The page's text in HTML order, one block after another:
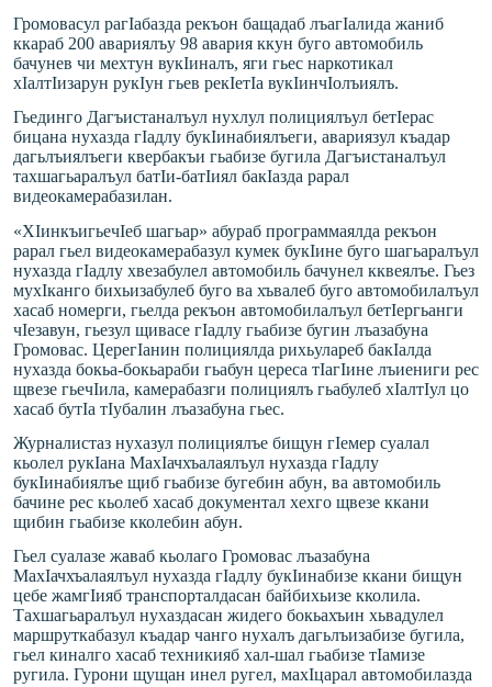
Громовасул рагIабазда рекъон бащадаб лъагIалида жаниб
ккараб 200 авариялъу 98 авария ккун буго автомобиль
бачунев чи мехтун вукIиналъ, яги гьес наркотикал
хIалтIизарун рукIун гьев рекIетIа вукIинчIолъиялъ.
Гьединго Дагъистаналъул нухлул полициялъул бетIерас
бицана нухазда гIадлу букIинабиялъеги, авариязул къадар
дагьлъиялъеги квербакъи гьабизе бугила Дагъистаналъул
тахшагьаралъул батIи-батIиял бакIазда рарал
видеокамерабазилан.
«ХIинкъигьечIеб шагьар» абураб программаялда рекъон
рарал гьел видеокамерабазул кумек букIине буго шагьаралъул
нухазда гIадлу хвезабулел автомобиль бачунел кквеялъе. Гьез
мухIканго бихьизабулеб буго ва хъвалеб буго автомобилалъул
хасаб номерги, гьелда рекъон автомобилалъул бетIергьанги
чIезавун, гьезул щивасе гIадлу гьабизе бугин лъазабуна
Громовас. ЦерегIанин полициялда рихьулареб бакIалда
нухазда бокьа-бокьараби гьабун цереса тIагIине лъиениги рес
щвезе гьечIила, камерабазги полициялъ гьабулеб хIалтIул цо
хасаб бутIа тIубалин лъазабуна гьес.
Журналистаз нухазул полициялъе бищун гIемер суалал
кьолел рукIана МахIачхъалаялъул нухазда гIадлу
букIинабиялъе щиб гьабизе бугебин абун, ва автомобиль
бачине рес кьолеб хасаб документал хехго щвезе ккани
щибин гьабизе кколебин абун.
Гьел суалазе жаваб кьолаго Громовас лъазабуна
МахIачхъалаялъул нухазда гIадлу букIинабизе ккани бищун
цебе жамгIияб транспорталдасан байбихьизе кколила.
Тахшагьаралъул нухаздасан жидего бокьахъин хьвадулел
маршруткабазул къадар чанго нухалъ дагьлъизабизе бугила,
гьел киналго хасаб техникияб хал-шал гьабизе тIамизе
ругила. Гурони щущан инел ругел, махIцарал автомобилазда